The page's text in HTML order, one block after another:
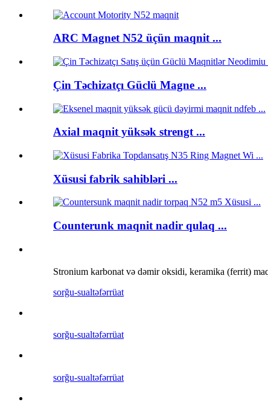
ARC Magnet N52 üçün maqnit ...
Çin Təchizatçı Güclü Magne ...
Axial maqnit yüksək strengt ...
Xüsusi fabrik sahibləri ...
Counterunk maqnit nadir qulaq ...
Stronium karbonat və dəmir oksidi, keramika (ferrit)
sorğu-sualtəfərrüat
sorğu-sualtəfərrüat
sorğu-sualtəfərrüat